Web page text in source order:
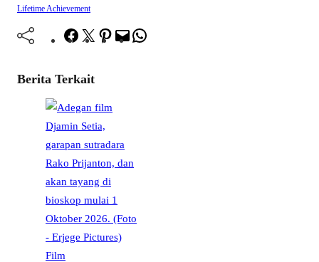
Lifetime Achievement
Facebook
TwitterPinterest
Mail
Berita Terkait
Film